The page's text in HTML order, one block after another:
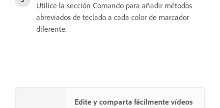
Utilice la sección Comando para añadir métodos
abreviados de teclado a cada color de marcador
diferente.
Edite y comparta fácilmente vídeos